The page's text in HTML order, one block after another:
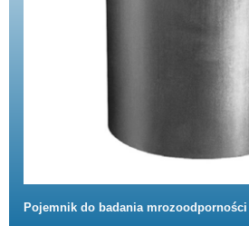
Pojemnik do badania